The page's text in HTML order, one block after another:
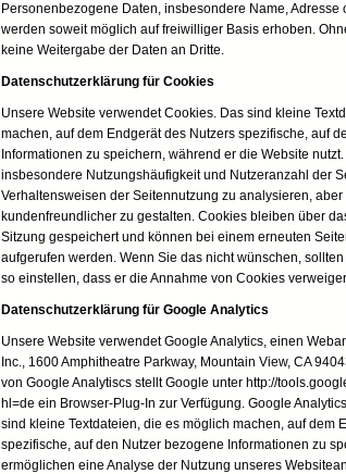
Personenbezogene Daten, insbesondere Name, Adresse
werden soweit möglich auf freiwilliger Basis erhoben.
keine Weitergabe der Daten an Dritte.
Datenschutzerklärung für Cookies
Unsere Website verwendet Cookies. Das sind kleine
machen, auf dem Endgerät des Nutzers spezifische, auf
Informationen zu speichern, während er die Website
insbesondere Nutzungshäufigkeit und Nutzeranzahl der
Verhaltensweisen der Seitennutzung zu analysieren,
kundenfreundlicher zu gestalten. Cookies bleiben über
Sitzung gespeichert und können bei einem erneuten
aufgerufen werden. Wenn Sie das nicht wünschen,
so einstellen, dass er die Annahme von Cookies
Datenschutzerklärung für Google Analytics
Unsere Website verwendet Google Analytics, einen
Inc., 1600 Amphitheatre Parkway, Mountain View, CA
von Google Analytiscs stellt Google unter http://
hl=de ein Browser-Plug-In zur Verfügung. Google
sind kleine Textdateien, die es möglich machen, auf dem
spezifische, auf den Nutzer bezogene Informationen zu
ermöglichen eine Analyse der Nutzung unseres